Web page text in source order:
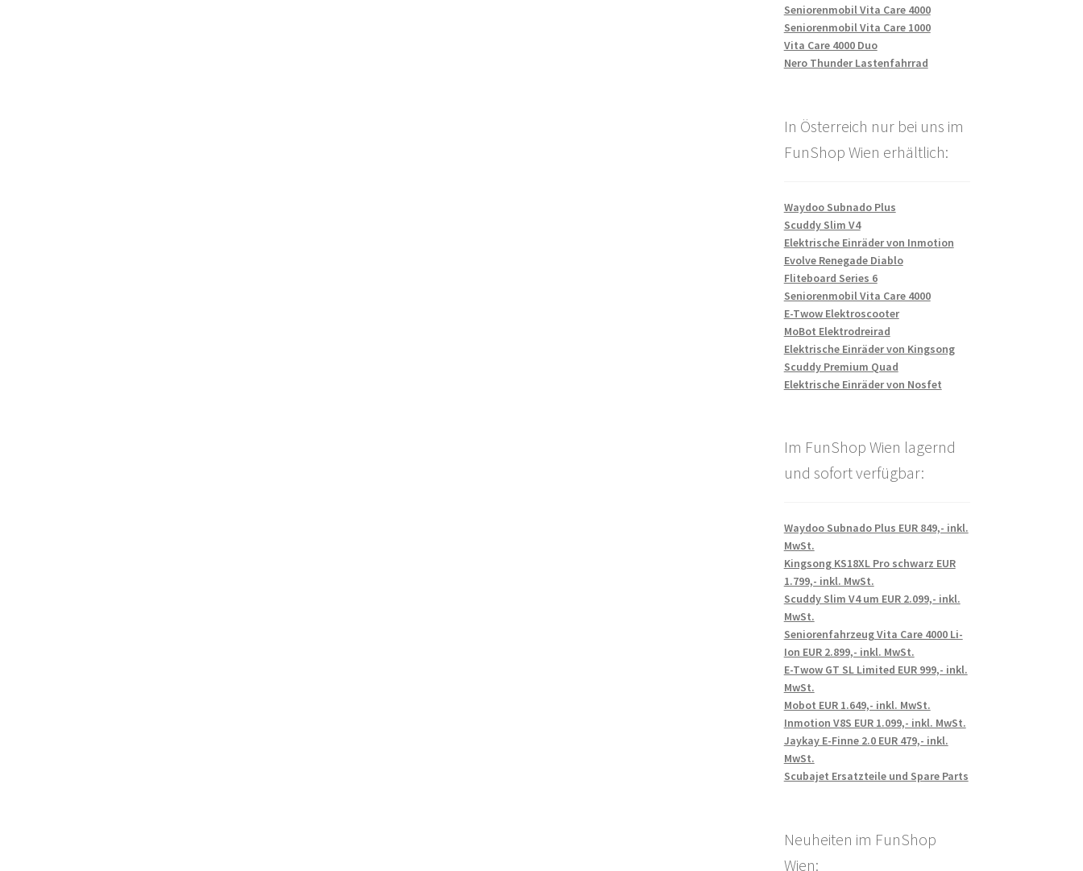
Seniorenmobil Vita Care 4000
Seniorenmobil Vita Care 1000
Vita Care 4000 Duo
Nero Thunder Lastenfahrrad
In Österreich nur bei uns im
FunShop Wien erhältlich:
Waydoo Subnado Plus
Scuddy Slim V4
Elektrische Einräder von Inmotion
Evolve Renegade Diablo
Fliteboard Series 6
Seniorenmobil Vita Care 4000
E-Twow Elektroscooter
MoBot Elektrodreirad
Elektrische Einräder von Kingsong
Scuddy Premium Quad
Elektrische Einräder von Nosfet
Im FunShop Wien lagernd
und sofort verfügbar:
Waydoo Subnado Plus EUR 849,- inkl.
MwSt.
Kingsong KS18XL Pro schwarz EUR
1.799,- inkl. MwSt.
Scuddy Slim V4 um EUR 2.099,- inkl.
MwSt.
Seniorenfahrzeug Vita Care 4000 Li-
Ion EUR 2.899,- inkl. MwSt.
E-Twow GT SL Limited EUR 999,- inkl.
MwSt.
Mobot EUR 1.649,- inkl. MwSt.
Inmotion V8S EUR 1.099,- inkl. MwSt.
Jaykay E-Finne 2.0 EUR 479,- inkl.
MwSt.
Scubajet Ersatzteile und Spare Parts
Neuheiten im FunShop
Wien: